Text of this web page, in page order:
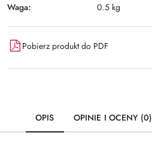
Waga: 0.5 kg
Pobierz produkt do PDF
OPIS OPINIE I OCENY (0)